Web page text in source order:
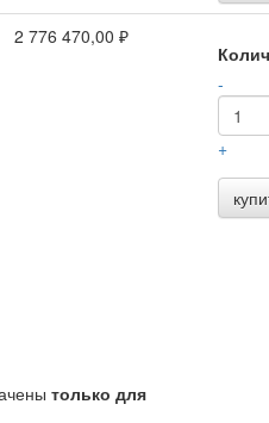
2 776 470,00 ₽
-
+
только для